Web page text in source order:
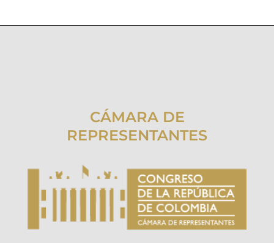
CÁMARA DE
REPRESENTANTES